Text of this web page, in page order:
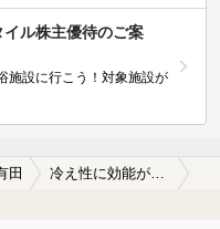
イル株主優待のご案
施設に行こう！対象施設が
田 冷え性に効能がある有田の温泉、日帰り温泉、スーパー銭湯おすすめ